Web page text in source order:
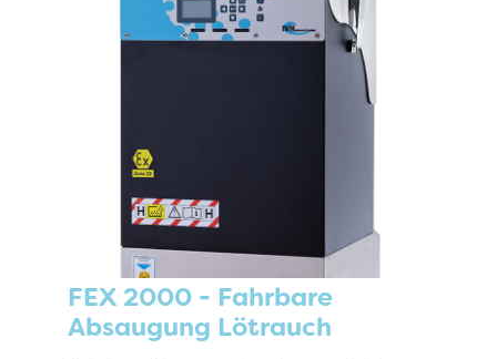
FEX 2000 - Fahrbare
Absaugung Lötrauch